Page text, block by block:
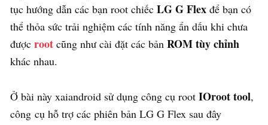
tục hướng dẫn các bạn root chiếc LG G Flex để bạn có
thể thỏa sức trải nghiệm các tính năng ẩn dấu khi chưa
được root cũng như cài đặt các bản ROM tùy chỉnh
khác nhau.
Ở bài này xaiandroid sử dụng công cụ root IOroot tool,
công cụ hỗ trợ các phiên bản LG G Flex sau đây